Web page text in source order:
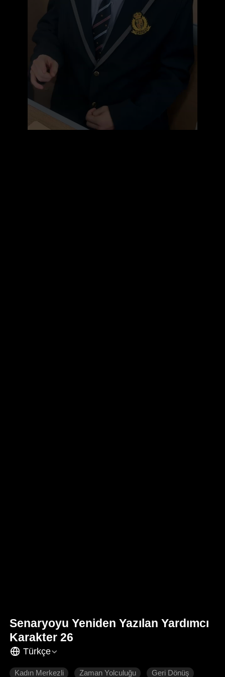
Senaryoyu Yeniden Yazılan Yardımcı
Karakter 26
Türkçe
Kadın Merkezli Zaman Yolculuğu Geri Dönüş